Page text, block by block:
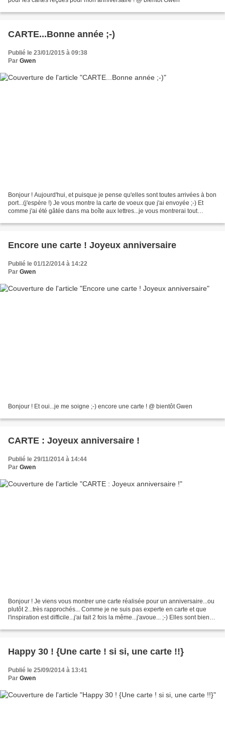
CARTE...Bonne année ;-)
Publié le 23/01/2015 à 09:38
Par Gwen
Bonjour ! Aujourd'hui, et puisque je pense qu'elles sont toutes arrivées à bon
port...(j'espère !) Je vous montre la carte de voeux que j'ai envoyée ;-) Et
comme j'ai été gâtée dans ma boîte aux lettres...je vous montrerai tout
Encore une carte ! Joyeux anniversaire
Publié le 01/12/2014 à 14:22
Par Gwen
Bonjour ! Et oui...je me soigne ;-) encore une carte ! @ bientôt Gwen
CARTE : Joyeux anniversaire !
Publié le 29/11/2014 à 14:44
Par Gwen
Bonjour ! Je viens vous montrer une carte réalisée pour un anniversaire...ou
plutôt 2...très rapprochés... Comme je ne suis pas experte en carte et que
l'inspiration est difficile...j'ai fait 2 fois la même...j'avoue... ;-) Elles sont bien
Happy 30 ! {Une carte ! si si, une carte !!}
Publié le 25/09/2014 à 13:41
Par Gwen